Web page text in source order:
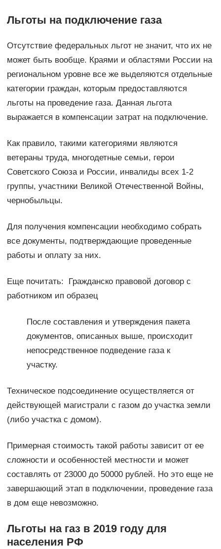
Льготы на подключение газа
Отсутствие федеральных льгот не значит, что их не
может быть вообще. Краями и областями России на
региональном уровне все же выделяются отдельные
категории граждан, которым предоставляются
льготы на проведение газа. Данная льгота
выражается в компенсации затрат на подключение.
Как правило, такими категориями являются
ветераны труда, многодетные семьи, герои
Советского Союза и России, инвалиды всех 1-2
группы, участники Великой Отечественной Войны,
чернобыльцы.
Для получения компенсации необходимо собрать
все документы, подтверждающие проведенные
работы и оплату за них.
Еще почитать: Гражданско правовой договор с
работником ип образец
После составления и утверждения пакета
документов, описанных выше, происходит
непосредственное подведение газа к
участку.
Техническое подсоединение осуществляется от
действующей магистрали с газом до участка земли
(либо участка с домом).
Примерная стоимость такой работы зависит от ее
сложности и особенностей местности и может
составлять от 23000 до 50000 рублей. Но это еще не
завершающий этап в подключении, проведение газа
в дом еще невозможно.
Льготы на газ в 2019 году для
населения РФ